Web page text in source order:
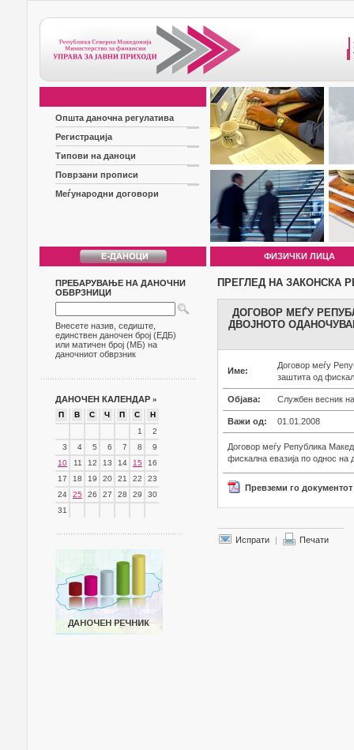
Општа даночна регулатива
Регистрација
Типови на даноци
Поврзани прописи
Меѓународни договори
ФИЗИЧКИ ЛИЦА
ПРЕБАРУВАЊЕ НА ДАНОЧНИ
ОБВРЗНИЦИ
Внесете назив, седиште,
единствен даночен број (ЕДБ)
или матичен број (МБ) на
даночниот обврзник
ДАНОЧЕН КАЛЕНДАР »
П В С Ч П С
Н
1
2
3
4 5 6 7 8
9
10
11 12 13 14 15
16
17
18 19 20 21 22
23
24
25 26 27 28 29
30
31
ПРЕГЛЕД НА ЗАКОНСКА
ДОГОВОР МЕЃУ
ДВОЈНОТО
Име:
Договор меѓу
заштита од
Објава: Службен весник
Важи од: 01.01.2008
Договор меѓу Република
фискална евазија по однос на
Превземи го документот
Испрати | Печати